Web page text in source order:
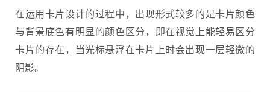
在运用卡片设计的过程中，出现形式较多的是卡片颜色
与背景底色有明显的颜色区分，即在视觉上能轻易区分
卡片的存在，当光标悬浮在卡片上时会出现一层轻微的
阴影。